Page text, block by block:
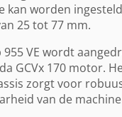
kan worden
25 tot 77 mm.
955 VE wordt
GCVx 170 motor.
zorgt voor
van de